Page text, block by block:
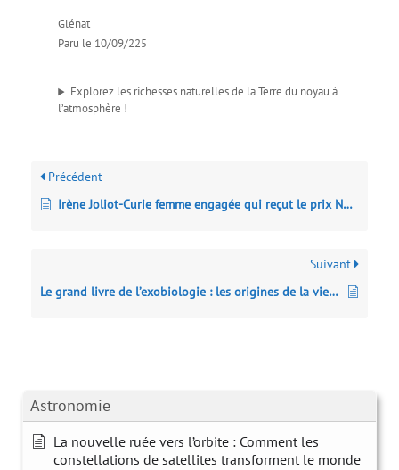
Astronomie
La nouvelle ruée vers l’orbite : Comment les
constellations de satellites transforment le monde
Glénat
Paru le 10/09/225
Explorez les richesses naturelles de la Terre du noyau à
l’atmosphère !
Précédent
Irène Joliot-Curie femme engagée qui reçut le prix Nobel de chimie
Suivant
Le grand livre de l’exobiologie : les origines de la vie sur Terre… et sa recherche ailleurs dans l’Univers